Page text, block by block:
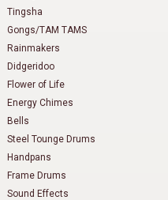
Tingsha
Gongs/TAM TAMS
Rainmakers
Didgeridoo
Flower of Life
Energy Chimes
Bells
Steel Tounge Drums
Handpans
Frame Drums
Sound Effects